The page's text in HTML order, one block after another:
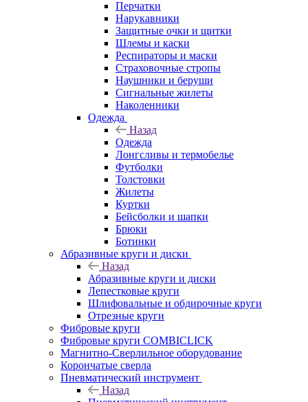
Перчатки
Нарукавники
Защитные очки и щитки
Шлемы и каски
Респираторы и маски
Страховочные стропы
Наушники и беруши
Сигнальные жилеты
Наколенники
Одежда
Назад
Одежда
Лонгсливы и термобелье
Футболки
Толстовки
Жилеты
Куртки
Бейсболки и шапки
Брюки
Ботинки
Абразивные круги и диски
Назад
Абразивные круги и диски
Лепестковые круги
Шлифовальные и обдирочные круги
Отрезные круги
Фибровые круги
Фибровые круги COMBICLICK
Магнитно-Сверлильное оборудование
Корончатые сверла
Пневматический инструмент
Назад